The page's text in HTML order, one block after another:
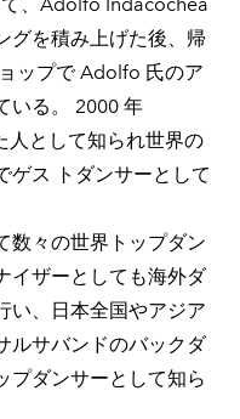
グを積み上げた後、帰
ップで Adolfo 氏のア
いる。 2000 年
人として知られ世界の
ゲス トダンサーとして
数々の世界トップダン
イザーとしても海外ダ
い、日本全国やアジア
ルサバンドのバックダ
プダンサーとして知ら